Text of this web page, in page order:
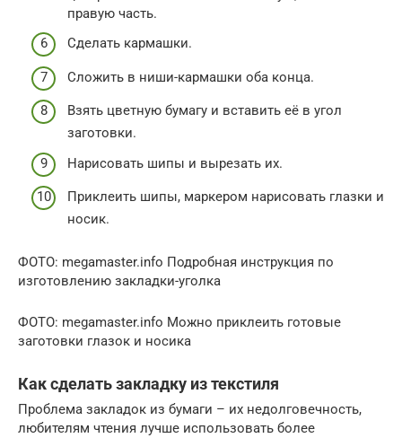
правую часть.
Сделать кармашки.
Сложить в ниши-кармашки оба конца.
Взять цветную бумагу и вставить её в угол
заготовки.
Нарисовать шипы и вырезать их.
Приклеить шипы, маркером нарисовать глазки и
носик.
ФОТО: megamaster.info Подробная инструкция по
изготовлению закладки-уголка
ФОТО: megamaster.info Можно приклеить готовые
заготовки глазок и носика
Как сделать закладку из текстиля
Проблема закладок из бумаги – их недолговечность,
любителям чтения лучше использовать более